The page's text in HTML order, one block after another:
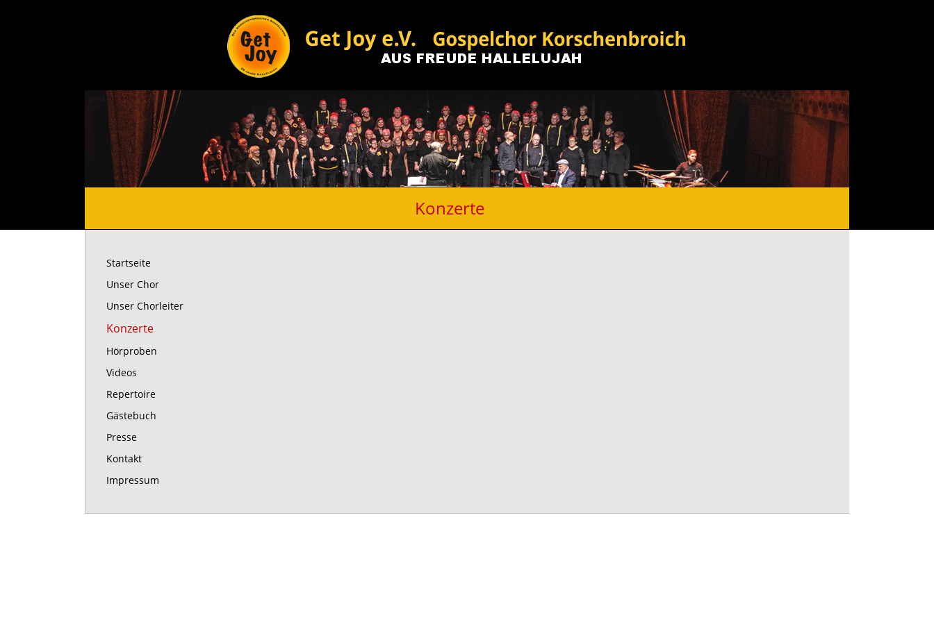
Konzerte
Startseite
Unser Chor
Unser Chorleiter
Konzerte
Hörproben
Videos
Repertoire
Gästebuch
Presse
Kontakt
Impressum